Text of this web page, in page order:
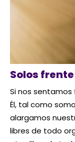
Solos frente
Si nos
Él, tal como
alargamos
libres de todo